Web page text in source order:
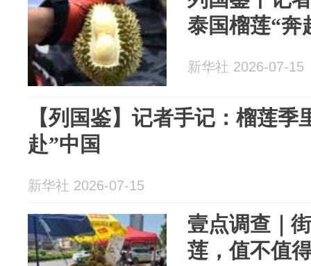
泰国榴莲“奔
新华社 2026-07-15
【列国鉴】记者手记：榴莲季
赴”中国
新华社 2026-07-15
壹点调查｜
莲，值不值